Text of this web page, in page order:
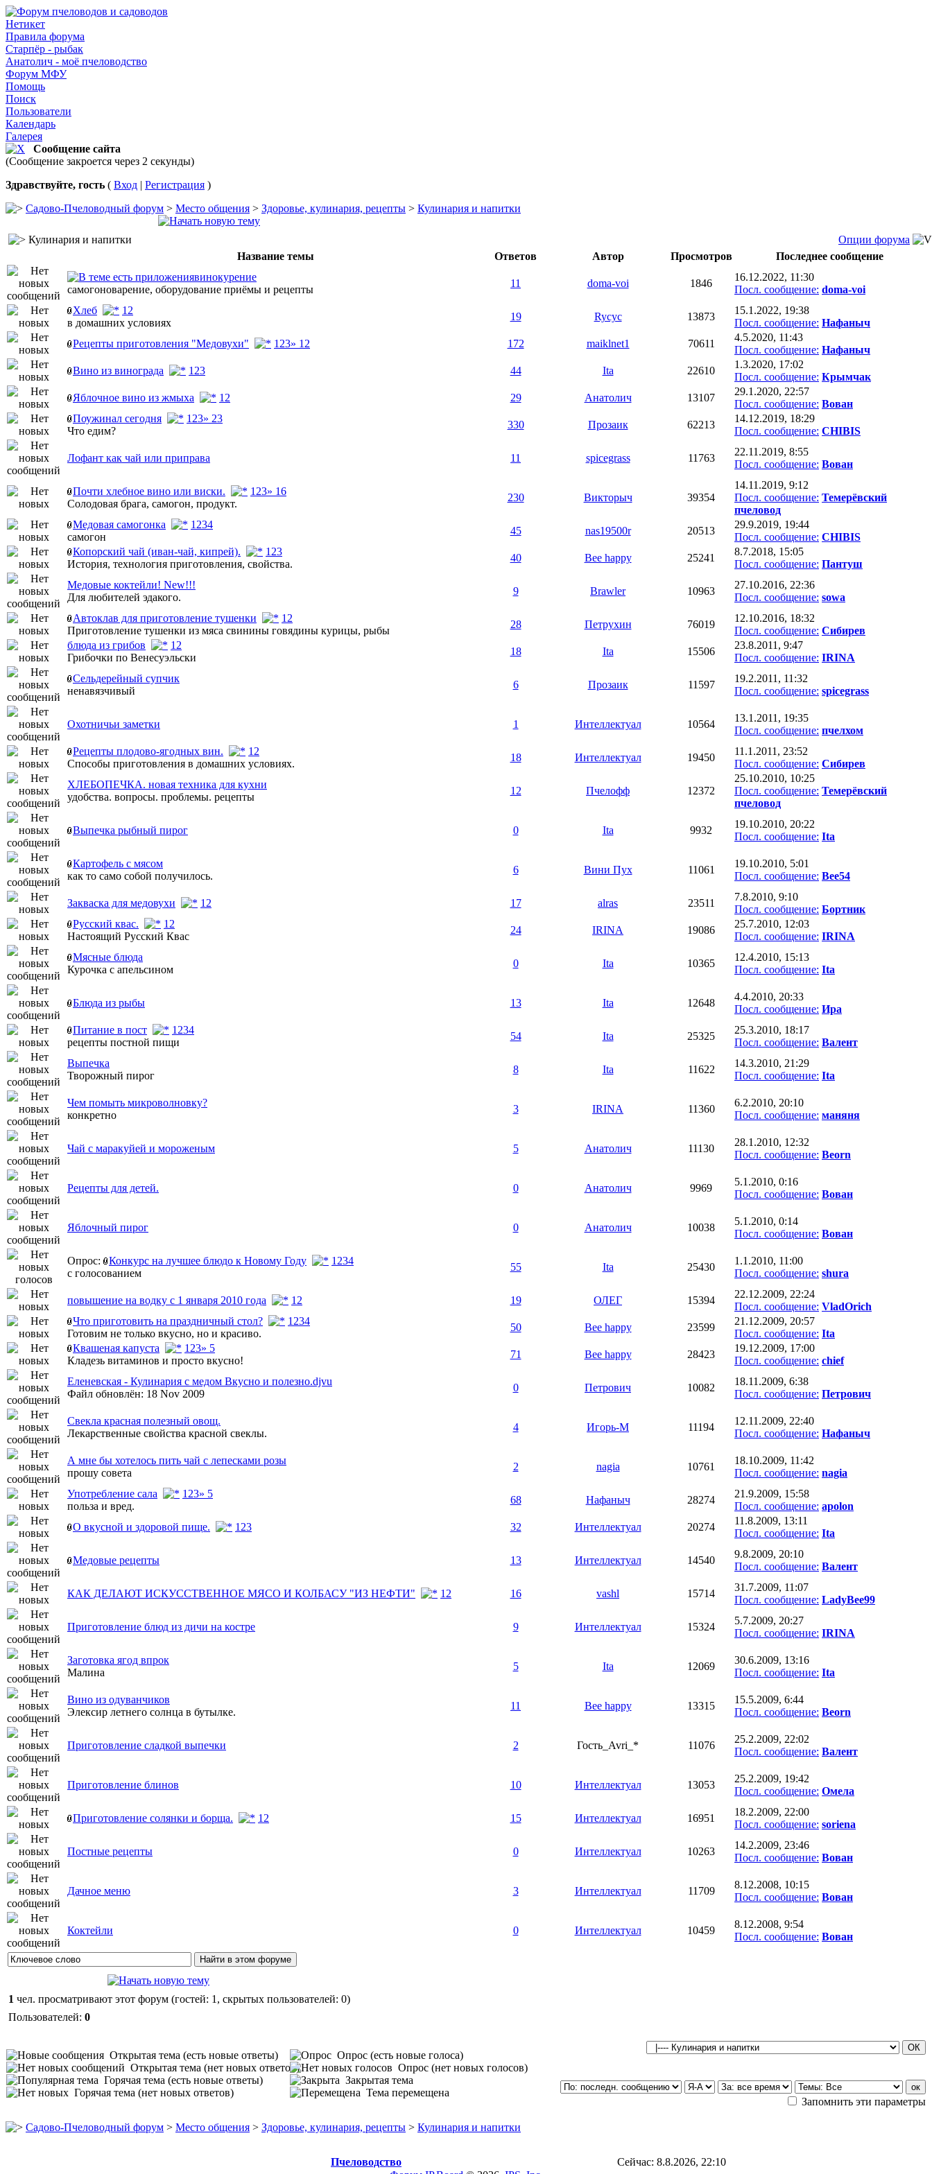
Нетикет
Правила форума
Старпёр - рыбак
Анатолич - моё пчеловодство
Форум МФУ
Помощь
Поиск
Пользователи
Календарь
Галерея
Сообщение сайта
(Сообщение закроется через 2 секунды)
Здравствуйте, гость ( Вход | Регистрация )
Садово-Пчеловодный форум > Место общения > Здоровье, кулинария, рецепты > Кулинария и напитки
Кулинария и напитки
Опции форума
Название темы
Ответов Автор Просмотров
Последнее сообщение
винокурение
самогоноварение, оборудование приёмы и рецепты
11 doma-voi 1846
16.12.2022, 11:30
Посл. сообщение: doma-voi
Хлеб
1 2
в домашних условиях
19 Rycyc 13873
15.1.2022, 19:38
Посл. сообщение: Нафаныч
Рецепты приготовления "Медовухи"
1 23» 12 172 maiklnet1 70611
4.5.2020, 11:43
Посл. сообщение: Нафаныч
Вино из винограда
1 23 44 Ita 22610
1.3.2020, 17:02
Посл. сообщение: Крымчак
Яблочное вино из жмыха
1 2 29 Анатолич 13107
29.1.2020, 22:57
Посл. сообщение: Вован
Поужинал сегодня
1 23» 23
Что едим?
330 Прозаик 62213
14.12.2019, 18:29
Посл. сообщение: CHIBIS
Лофант как чай или приправа 11 spicegrass 11763
22.11.2019, 8:55
Посл. сообщение: Вован
Почти хлебное вино или виски. 1 23» 16
Солодовая брага, самогон, продукт.
230 Викторыч 39354
14.11.2019, 9:12
Посл. сообщение: Темерёвский
пчеловод
Медовая самогонка
1 234
самогон
45 nas19500r 20513
29.9.2019, 19:44
Посл. сообщение: CHIBIS
Копорский чай (иван-чай, кипрей).
1 23
История, технология приготовления, свойства.
40 Bee happy 25241
8.7.2018, 15:05
Посл. сообщение: Пантуш
Медовые коктейли! New!!!
Для любителей эдакого.
9 Brawler 10963
27.10.2016, 22:36
Посл. сообщение: sowa
Автоклав для приготовление тушенки
1 2
Приготовление тушенки из мяса свинины говядины курицы, рыбы
28 Петрухин 76019
12.10.2016, 18:32
Посл. сообщение: Сибирев
блюда из грибов
1 2
Грибочки по Венесуэльски
18 Ita 15506
23.8.2011, 9:47
Посл. сообщение: IRINA
Сельдерейный супчик
ненавязчивый
6 Прозаик 11597
19.2.2011, 11:32
Посл. сообщение: spicegrass
Охотничьи заметки 1 Интеллектуал 10564
13.1.2011, 19:35
Посл. сообщение: пчелхом
Рецепты плодово-ягодных вин.
1 2
Способы приготовления в домашних условиях.
18 Интеллектуал 19450
11.1.2011, 23:52
Посл. сообщение: Сибирев
ХЛЕБОПЕЧКА. новая техника для кухни
удобства. вопросы. проблемы. рецепты
12 Пчелофф 12372
25.10.2010, 10:25
Посл. сообщение: Темерёвский
пчеловод
Выпечка рыбный пирог 0 Ita 9932
19.10.2010, 20:22
Посл. сообщение: Ita
Картофель с мясом
как то само собой получилось.
6 Вини Пух 11061
19.10.2010, 5:01
Посл. сообщение: Bee54
Закваска для медовухи 1 2 17 alras 23511
7.8.2010, 9:10
Посл. сообщение: Бортник
Русский квас.
1 2
Настоящий Русский Квас
24 IRINA 19086
25.7.2010, 12:03
Посл. сообщение: IRINA
Мясные блюда
Курочка с апельсином
0 Ita 10365
12.4.2010, 15:13
Посл. сообщение: Ita
Блюда из рыбы 13 Ita 12648
4.4.2010, 20:33
Посл. сообщение: Ира
Питание в пост
1 234
рецепты постной пищи
54 Ita 25325
25.3.2010, 18:17
Посл. сообщение: Валент
Выпечка
Творожный пирог
8 Ita 11622
14.3.2010, 21:29
Посл. сообщение: Ita
Чем помыть микроволновку?
конкретно
3 IRINA 11360
6.2.2010, 20:10
Посл. сообщение: маняня
Чай с маракуйей и мороженым 5 Анатолич 11130
28.1.2010, 12:32
Посл. сообщение: Beorn
Рецепты для детей. 0 Анатолич 9969
5.1.2010, 0:16
Посл. сообщение: Вован
Яблочный пирог 0 Анатолич 10038
5.1.2010, 0:14
Посл. сообщение: Вован
Опрос: Конкурс на лучшее блюдо к Новому Году 1 234
с голосованием
55 Ita 25430
1.1.2010, 11:00
Посл. сообщение: shura
повышение на водку с 1 января 2010 года 1 2 19 ОЛЕГ 15394
22.12.2009, 22:24
Посл. сообщение: VladOrich
Что приготовить на праздничный стол?
1 234
Готовим не только вкусно, но и красиво.
50 Bee happy 23599
21.12.2009, 20:57
Посл. сообщение: Ita
Квашеная капуста
1 23» 5
Кладезь витаминов и просто вкусно!
71 Bee happy 28423
19.12.2009, 17:00
Посл. сообщение: chief
Еленевская - Кулинария с медом Вкусно и полезно.djvu
Файл обновлён: 18 Nov 2009
0 Петрович 10082
18.11.2009, 6:38
Посл. сообщение: Петрович
Свекла красная полезный овощ.
Лекарственные свойства красной свеклы.
4 Игорь-М 11194
12.11.2009, 22:40
Посл. сообщение: Нафаныч
А мне бы хотелось пить чай с лепесками розы
прошу совета
2 nagia 10761
18.10.2009, 11:42
Посл. сообщение: nagia
Употребление сала
1 23» 5
польза и вред.
68 Нафаныч 28274
21.9.2009, 15:58
Посл. сообщение: apolon
О вкусной и здоровой пище.
1 23 32 Интеллектуал 20274
11.8.2009, 13:11
Посл. сообщение: Ita
Медовые рецепты 13 Интеллектуал 14540
9.8.2009, 20:10
Посл. сообщение: Валент
КАК ДЕЛАЮТ ИСКУССТВЕННОЕ МЯСО И КОЛБАСУ "ИЗ НЕФТИ" 1 2 16 vashl 15714
31.7.2009, 11:07
Посл. сообщение: LadyBee99
Приготовление блюд из дичи на костре 9 Интеллектуал 15324
5.7.2009, 20:27
Посл. сообщение: IRINA
Заготовка ягод впрок
Малина
5 Ita 12069
30.6.2009, 13:16
Посл. сообщение: Ita
Вино из одуванчиков
Элексир летнего солнца в бутылке.
11 Bee happy 13315
15.5.2009, 6:44
Посл. сообщение: Beorn
Приготовление сладкой выпечки 2 Гость_Avri_* 11076
25.2.2009, 22:02
Посл. сообщение: Валент
Приготовление блинов 10 Интеллектуал 13053
25.2.2009, 19:42
Посл. сообщение: Омела
Приготовление солянки и борща. 1 2 15 Интеллектуал 16951
18.2.2009, 22:00
Посл. сообщение: soriena
Постные рецепты 0 Интеллектуал 10263
14.2.2009, 23:46
Посл. сообщение: Вован
Дачное меню 3 Интеллектуал 11709
8.12.2008, 10:15
Посл. сообщение: Вован
Коктейли 0 Интеллектуал 10459
8.12.2008, 9:54
Посл. сообщение: Вован
1 чел. просматривают этот форум (гостей: 1, скрытых пользователей: 0)
Пользователей: 0
Открытая тема (есть новые ответы)
Открытая тема (нет новых ответов)
Горячая тема (есть новые ответы)
Горячая тема (нет новых ответов)
Опрос (есть новые голоса)
Опрос (нет новых голосов)
Закрытая тема
Тема перемещена
Запомнить эти параметры
Садово-Пчеловодный форум > Место общения > Здоровье, кулинария, рецепты > Кулинария и напитки
Пчеловодство
Сейчас: 8.8.2026, 22:10